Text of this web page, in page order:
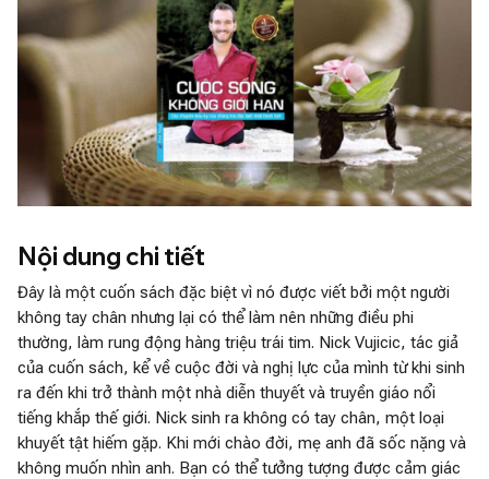
Nội dung chi tiết
Đây là một cuốn sách đặc biệt vì nó được viết bởi một người
không tay chân nhưng lại có thể làm nên những điều phi
thường, làm rung động hàng triệu trái tim. Nick Vujicic, tác giả
của cuốn sách, kể về cuộc đời và nghị lực của mình từ khi sinh
ra đến khi trở thành một nhà diễn thuyết và truyền giáo nổi
tiếng khắp thế giới. Nick sinh ra không có tay chân, một loại
khuyết tật hiếm gặp. Khi mới chào đời, mẹ anh đã sốc nặng và
không muốn nhìn anh. Bạn có thể tưởng tượng được cảm giác